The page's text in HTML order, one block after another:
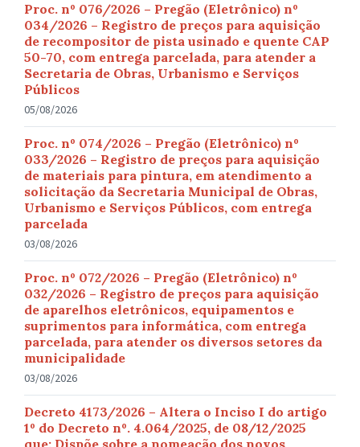
Proc. nº 076/2026 – Pregão (Eletrônico) nº
034/2026 – Registro de preços para aquisição
de recompositor de pista usinado e quente CAP
50-70, com entrega parcelada, para atender a
Secretaria de Obras, Urbanismo e Serviços
Públicos
05/08/2026
Proc. nº 074/2026 – Pregão (Eletrônico) nº
033/2026 – Registro de preços para aquisição
de materiais para pintura, em atendimento a
solicitação da Secretaria Municipal de Obras,
Urbanismo e Serviços Públicos, com entrega
parcelada
03/08/2026
Proc. nº 072/2026 – Pregão (Eletrônico) nº
032/2026 – Registro de preços para aquisição
de aparelhos eletrônicos, equipamentos e
suprimentos para informática, com entrega
parcelada, para atender os diversos setores da
municipalidade
03/08/2026
Decreto 4173/2026 – Altera o Inciso I do artigo
1º do Decreto nº. 4.064/2025, de 08/12/2025